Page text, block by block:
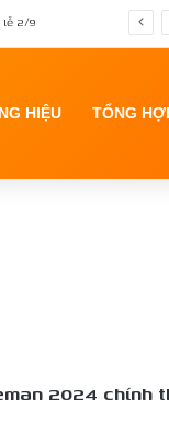
lễ 2/9
HIỆU TỔNG
2024 chính